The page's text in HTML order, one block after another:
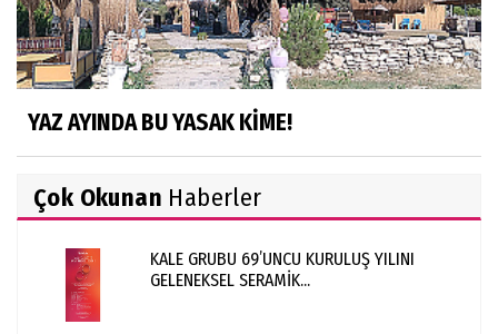
YAZ AYINDA BU YASAK KİME!
Çok Okunan Haberler
KALE GRUBU 69’UNCU KURULUŞ YILINI
GELENEKSEL SERAMİK...